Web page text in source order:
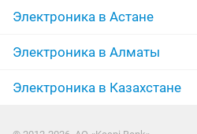
морозильники караганда
баллон приставки караганда
наушники караганда сплав
Электроника в Астане
Электроника в Алматы
Электроника в Казахстане